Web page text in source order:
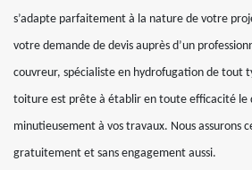
s’adapte parfaitement à la nature de votre
votre demande de devis auprès d’un
couvreur, spécialiste en hydrofugation de tout
toiture est prête à établir en toute efficacité le
minutieusement à vos travaux. Nous assurons
gratuitement et sans engagement aussi.